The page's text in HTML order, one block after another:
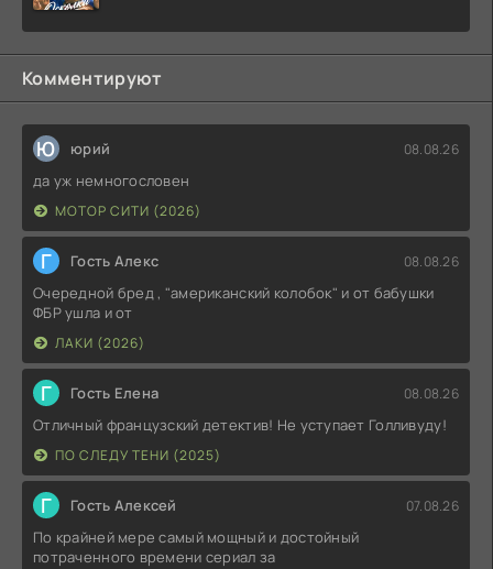
Комментируют
Ю юрий 08.08.26
да уж немногословен
МОТОР СИТИ (2026)
Г Гость Алекс 08.08.26
Очередной бред , "американский колобок" и от бабушки
ФБР ушла и от
ЛАКИ (2026)
Г Гость Елена 08.08.26
Отличный французский детектив! Не уступает Голливуду!
ПО СЛЕДУ ТЕНИ (2025)
Г Гость Алексей 07.08.26
По крайней мере самый мощный и достойный
потраченного времени сериал за